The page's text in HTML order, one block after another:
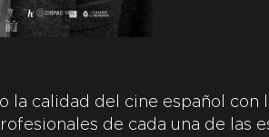
la calidad del cine español con
de cada una de las